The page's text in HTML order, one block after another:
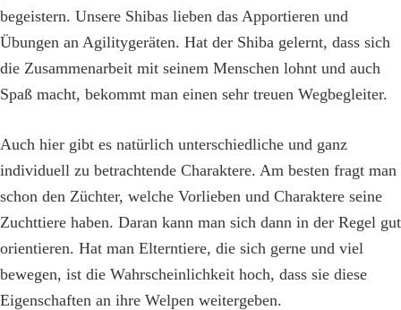
begeistern. Unsere Shibas lieben das Apportieren und
Übungen an Agilitygeräten. Hat der Shiba gelernt, dass sich
die Zusammenarbeit mit seinem Menschen lohnt und auch
Spaß macht, bekommt man einen sehr treuen Wegbegleiter.
Auch hier gibt es natürlich unterschiedliche und ganz
individuell zu betrachtende Charaktere. Am besten fragt man
schon den Züchter, welche Vorlieben und Charaktere seine
Zuchttiere haben. Daran kann man sich dann in der Regel gut
orientieren. Hat man Elterntiere, die sich gerne und viel
bewegen, ist die Wahrscheinlichkeit hoch, dass sie diese
Eigenschaften an ihre Welpen weitergeben.